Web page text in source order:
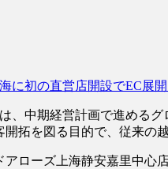
に初の直営店開設でEC展
中期経営計画で進める
拓を図る目的で、従来の
ローズ上海静安嘉里中心